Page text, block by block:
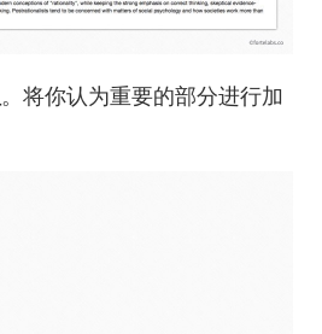
。将你认为重要的部分进行加